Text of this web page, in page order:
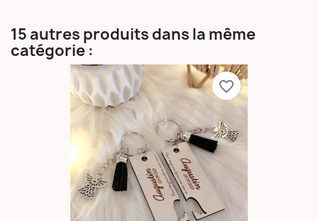
15 autres produits dans la même
catégorie :
favorite_border